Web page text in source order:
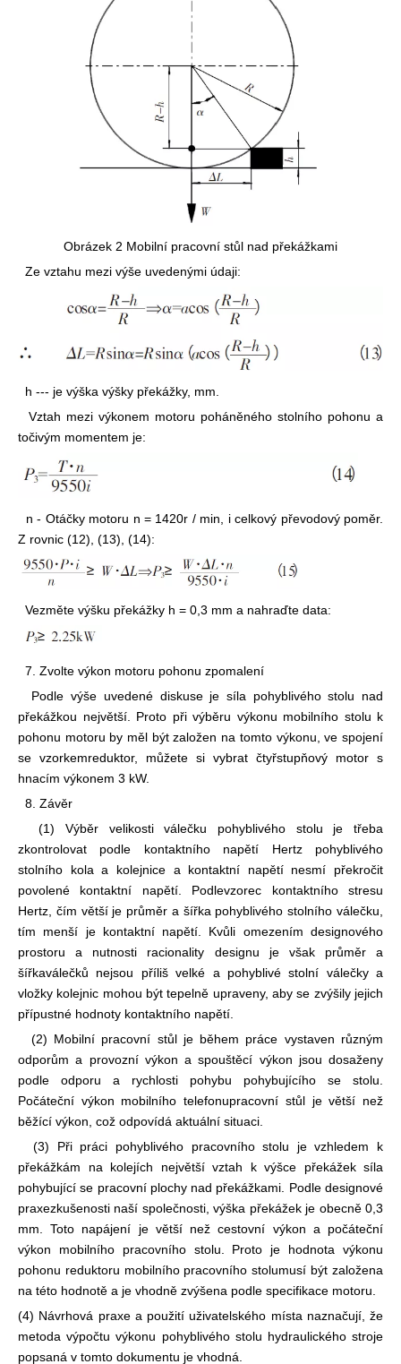
Obrázek 2 Mobilní pracovní stůl nad překážkami
Ze vztahu mezi výše uvedenými údaji:
h --- je výška výšky překážky, mm.
Vztah mezi výkonem motoru poháněného stolního pohonu a
točivým momentem je:
n - Otáčky motoru n = 1420r / min, i celkový převodový poměr.
Z rovnic (12), (13), (14):
Vezměte výšku překážky h = 0,3 mm a nahraďte data:
7. Zvolte výkon motoru pohonu zpomalení
Podle výše uvedené diskuse je síla pohyblivého stolu nad
překážkou největší. Proto při výběru výkonu mobilního stolu k
pohonu motoru by měl být založen na tomto výkonu, ve spojení
se vzorkemreduktor, můžete si vybrat čtyřstupňový motor s
hnacím výkonem 3 kW.
8. Závěr
(1) Výběr velikosti válečku pohyblivého stolu je třeba
zkontrolovat podle kontaktního napětí Hertz pohyblivého
stolního kola a kolejnice a kontaktní napětí nesmí překročit
povolené kontaktní napětí. Podlevzorec kontaktního stresu
Hertz, čím větší je průměr a šířka pohyblivého stolního válečku,
tím menší je kontaktní napětí. Kvůli omezením designového
prostoru a nutnosti racionality designu je však průměr a
šířkaválečků nejsou příliš velké a pohyblivé stolní válečky a
vložky kolejnic mohou být tepelně upraveny, aby se zvýšily jejich
přípustné hodnoty kontaktního napětí.
(2) Mobilní pracovní stůl je během práce vystaven různým
odporům a provozní výkon a spouštěcí výkon jsou dosaženy
podle odporu a rychlosti pohybu pohybujícího se stolu.
Počáteční výkon mobilního telefonupracovní stůl je větší než
běžící výkon, což odpovídá aktuální situaci.
(3) Při práci pohyblivého pracovního stolu je vzhledem k
překážkám na kolejích největší vztah k výšce překážek síla
pohybující se pracovní plochy nad překážkami. Podle designové
praxezkušenosti naší společnosti, výška překážek je obecně 0,3
mm. Toto napájení je větší než cestovní výkon a počáteční
výkon mobilního pracovního stolu. Proto je hodnota výkonu
pohonu reduktoru mobilního pracovního stolumusí být založena
na této hodnotě a je vhodně zvýšena podle specifikace motoru.
(4) Návrhová praxe a použití uživatelského místa naznačují, že
metoda výpočtu výkonu pohyblivého stolu hydraulického stroje
popsaná v tomto dokumentu je vhodná.